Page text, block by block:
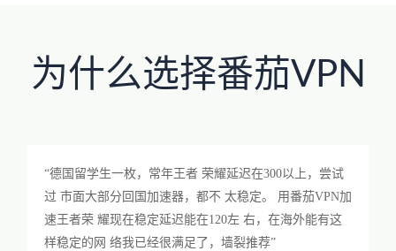
为什么选择番茄VPN
“德国留学生一枚，常年王者 荣耀延迟在300以上，尝试
过 市面大部分回国加速器，都不 太稳定。 用番茄VPN加
速王者荣 耀现在稳定延迟能在120左 右，在海外能有这
样稳定的网 络我已经很满足了，墙裂推荐”